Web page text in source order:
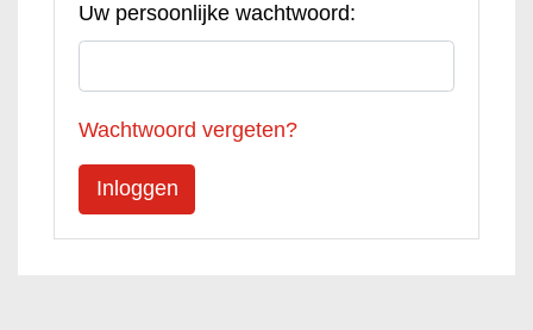
Uw persoonlijke wachtwoord:
Wachtwoord vergeten?